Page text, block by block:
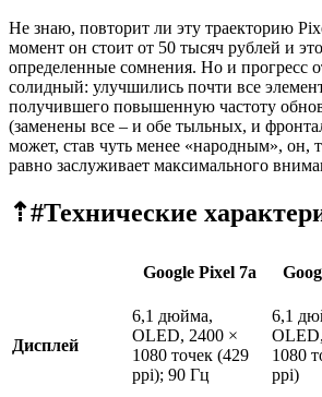
Не знаю, повторит ли эту траекторию
момент он стоит от 50 тысяч рублей и
определенные сомнения. Но и прогресс
солидный: улучшились почти все
получившего повышенную частоту
(заменены все – и обе тыльных, и
может, став чуть менее «народным», он,
равно заслуживает максимального
⇡#Технические
Google Pixel 7a
Дисплей
6,1 дюйма,
OLED, 2400 ×
1080 точек (429
ppi); 90 Гц
6,1
1080
ppi)